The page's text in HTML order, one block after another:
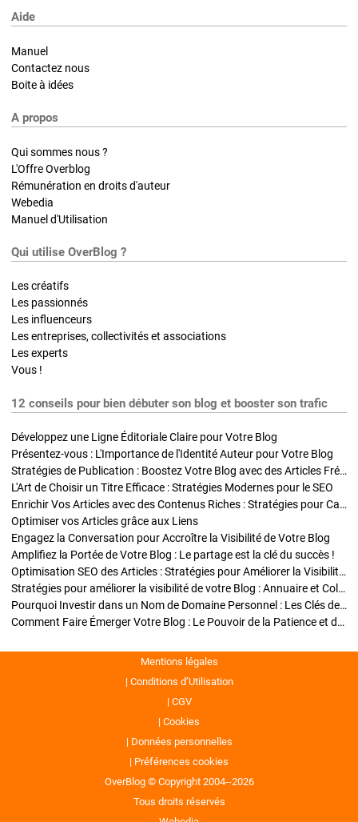
Aide
Manuel
Contactez nous
Boite à idées
A propos
Qui sommes nous ?
L'Offre Overblog
Rémunération en droits d'auteur
Webedia
Manuel d'Utilisation
Qui utilise OverBlog ?
Les créatifs
Les passionnés
Les influenceurs
Les entreprises, collectivités et associations
Les experts
Vous !
12 conseils pour bien débuter son blog et booster son trafic
Développez une Ligne Éditoriale Claire pour Votre Blog
Présentez-vous : L'Importance de l'Identité Auteur pour Votre Blog
Stratégies de Publication : Boostez Votre Blog avec des Articles Fréquents et Exclusifs
L'Art de Choisir un Titre Efficace : Stratégies Modernes pour le SEO
Enrichir Vos Articles avec des Contenus Riches : Stratégies pour Captiver et Optimiser
Optimiser vos Articles grâce aux Liens
Engagez la Conversation pour Accroître la Visibilité de Votre Blog
Amplifiez la Portée de Votre Blog : Le partage est la clé du succès !
Optimisation SEO des Articles : Stratégies pour Améliorer la Visibilité de Votre Blog
Stratégies pour améliorer la visibilité de votre Blog : Annuaire et Collaborations
Pourquoi Investir dans un Nom de Domaine Personnel : Les Clés de la Réussite de Votre Blog
Comment Faire Émerger Votre Blog : Le Pouvoir de la Patience et de la Persévérance
Mentions légales
Conditions d’Utilisation
CGV
Cookies
Données personnelles
Préférences cookies
OverBlog © Copyright 2004--2026
Tous droits réservés